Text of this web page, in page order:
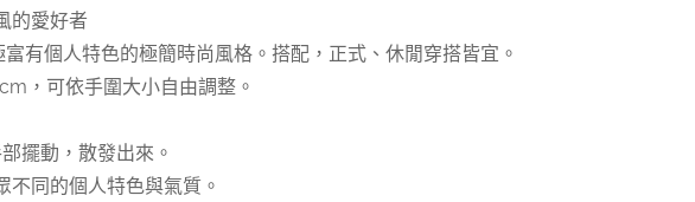
的愛好者
有個人特色的極簡時尚風格。搭配，正式、休閒穿搭皆宜。
，可依手圍大小自由調整。
擺動，散發出來。
同的個人特色與氣質。